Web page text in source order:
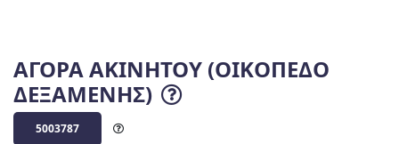
ΑΓΟΡΑ ΑΚΙΝΗΤΟΥ (ΟΙΚΟΠΕΔΟ
ΔΕΞΑΜΕΝΗΣ)
5003787